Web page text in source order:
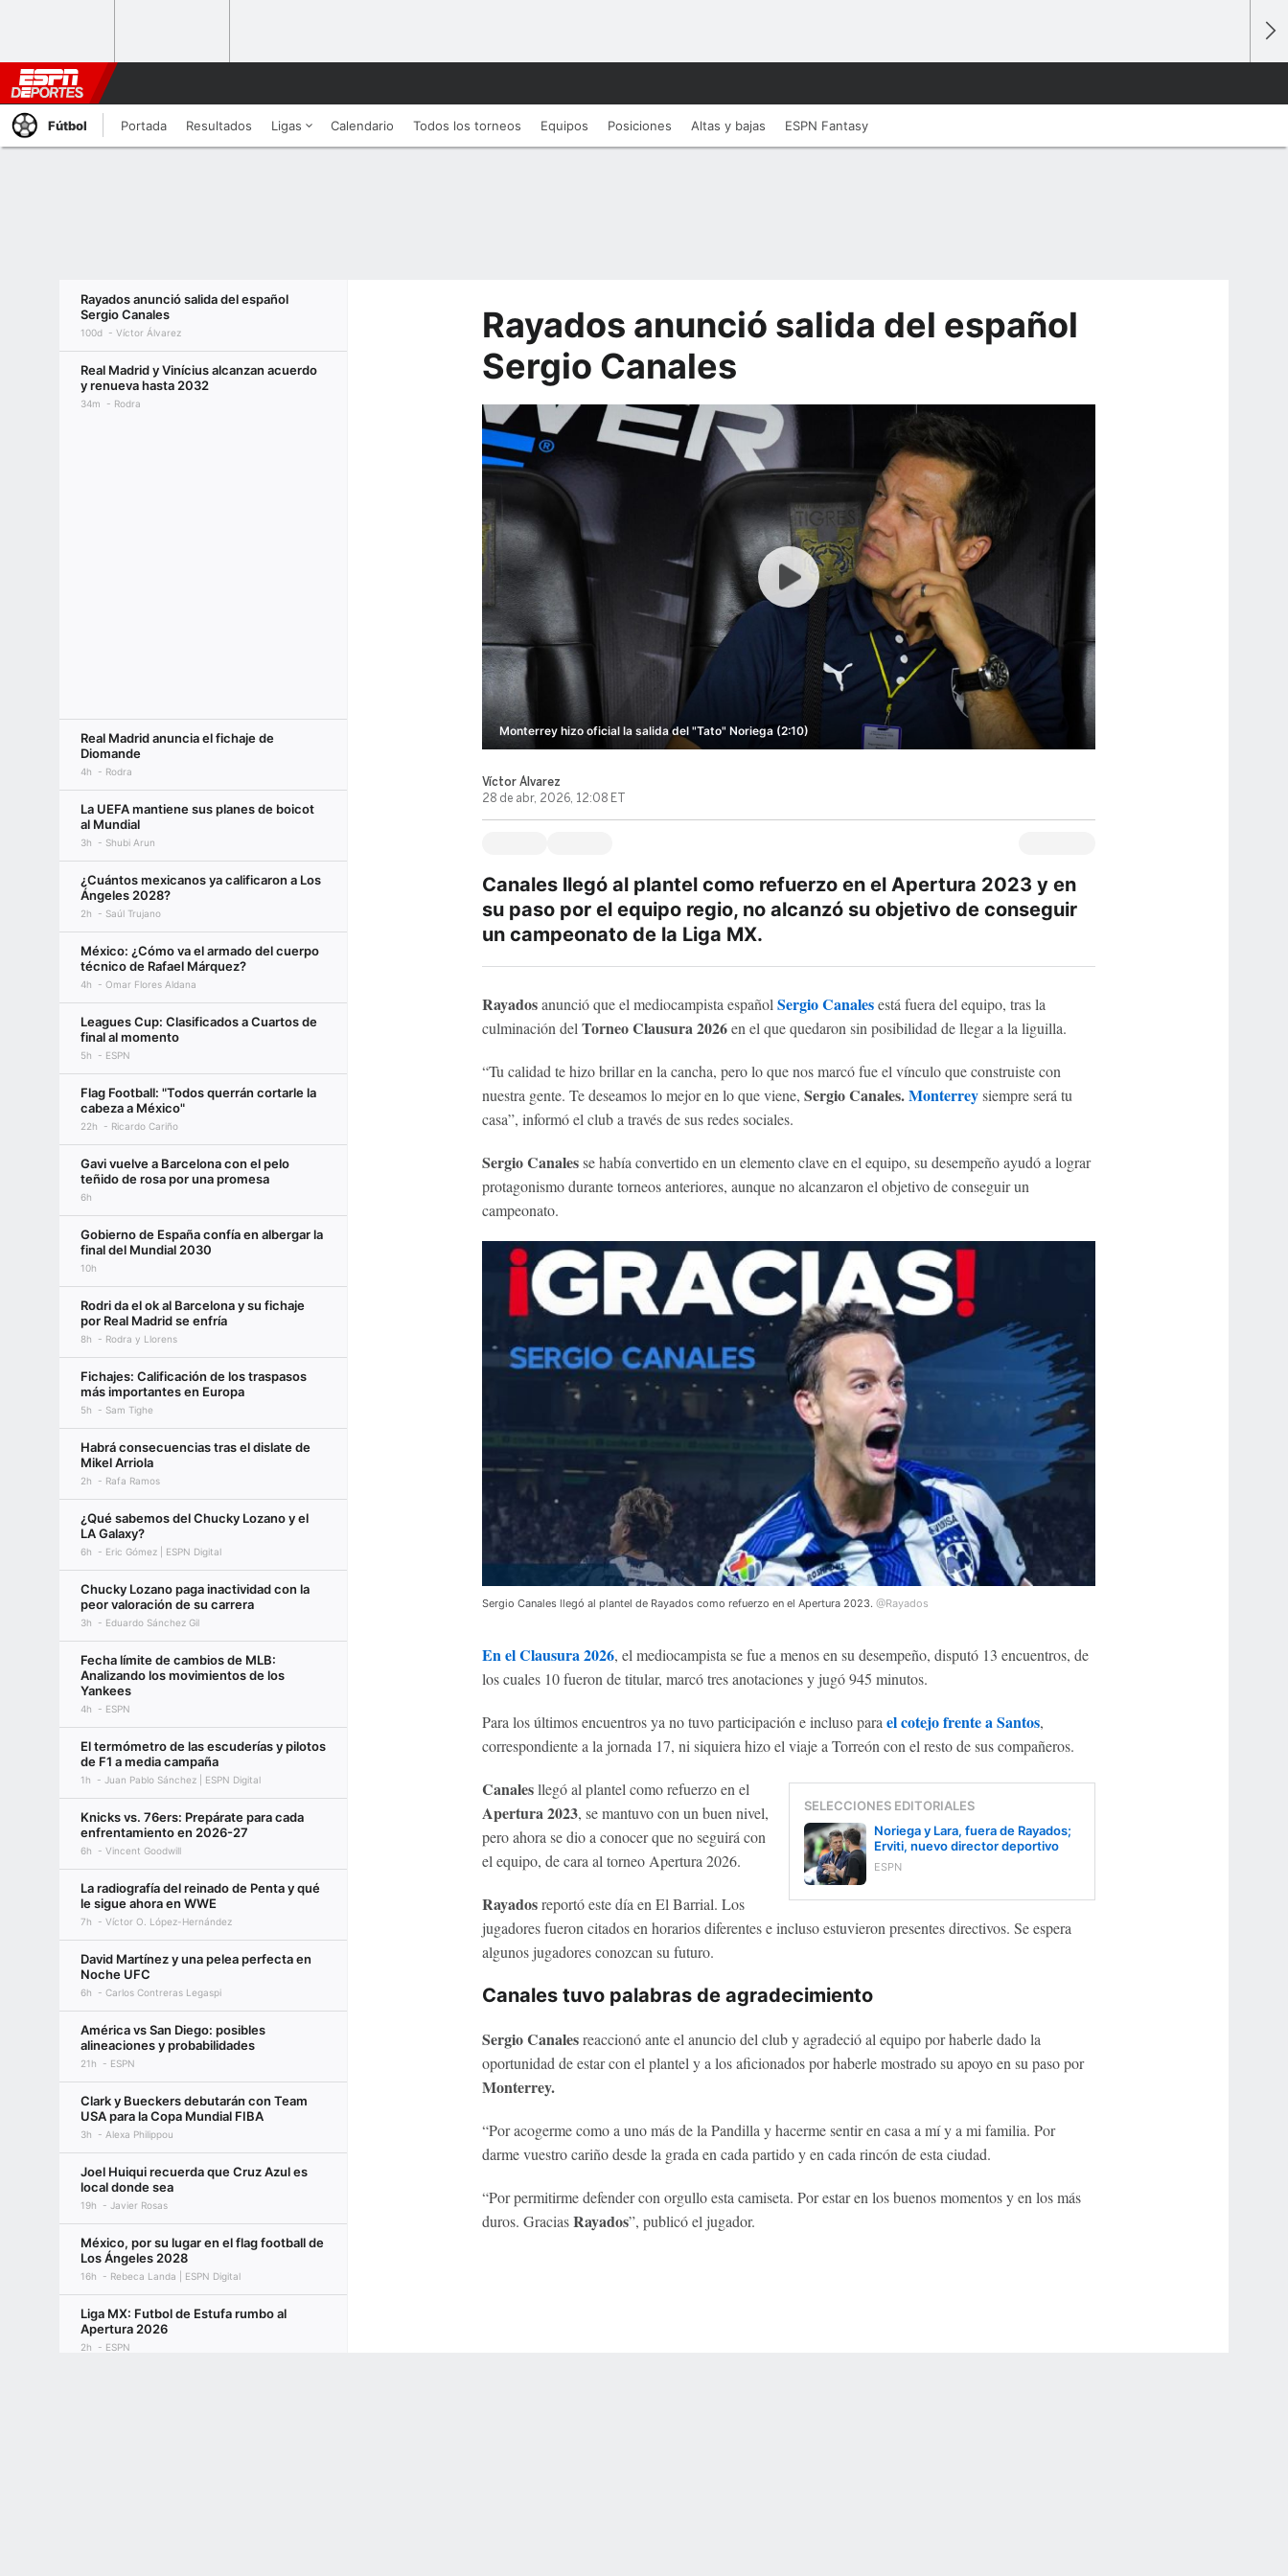
Fútbol Portada Resultados Ligas Calendario Todos los torneos Equipos Posiciones Altas y bajas ESPN Fantasy
Rayados anunció salida del español
Sergio Canales
100d Víctor Álvarez
Real Madrid y Vinícius alcanzan acuerdo
y renueva hasta 2032
34m Rodra
Real Madrid anuncia el fichaje de
Diomande
4h Rodra
La UEFA mantiene sus planes de boicot
al Mundial
3h Shubi Arun
¿Cuántos mexicanos ya calificaron a Los
Ángeles 2028?
2h Saúl Trujano
México: ¿Cómo va el armado del cuerpo
técnico de Rafael Márquez?
4h Omar Flores Aldana
Leagues Cup: Clasificados a Cuartos de
final al momento
5h ESPN
Flag Football: "Todos querrán cortarle la
cabeza a México"
22h Ricardo Cariño
Gavi vuelve a Barcelona con el pelo
teñido de rosa por una promesa
6h
Gobierno de España confía en albergar la
final del Mundial 2030
10h
Rodri da el ok al Barcelona y su fichaje
por Real Madrid se enfría
8h Rodra y Llorens
Fichajes: Calificación de los traspasos
más importantes en Europa
5h Sam Tighe
Habrá consecuencias tras el dislate de
Mikel Arriola
2h Rafa Ramos
¿Qué sabemos del Chucky Lozano y el
LA Galaxy?
6h Eric Gómez | ESPN Digital
Chucky Lozano paga inactividad con la
peor valoración de su carrera
3h Eduardo Sánchez Gil
Fecha límite de cambios de MLB:
Analizando los movimientos de los
Yankees
4h ESPN
El termómetro de las escuderías y pilotos
de F1 a media campaña
1h Juan Pablo Sánchez | ESPN Digital
Knicks vs. 76ers: Prepárate para cada
enfrentamiento en 2026-27
6h Vincent Goodwill
La radiografía del reinado de Penta y qué
le sigue ahora en WWE
7h Víctor O. López-Hernández
David Martínez y una pelea perfecta en
Noche UFC
6h Carlos Contreras Legaspi
América vs San Diego: posibles
alineaciones y probabilidades
21h ESPN
Clark y Bueckers debutarán con Team
USA para la Copa Mundial FIBA
3h Alexa Philippou
Joel Huiqui recuerda que Cruz Azul es
local donde sea
19h Javier Rosas
México, por su lugar en el flag football de
Los Ángeles 2028
16h Rebeca Landa | ESPN Digital
Liga MX: Futbol de Estufa rumbo al
Apertura 2026
2h ESPN
Rayados anunció salida del español
Sergio Canales
Monterrey hizo oficial la salida del "Tato" Noriega (2:10)
Víctor Álvarez
28 de abr, 2026, 12:08 ET
Canales llegó al plantel como refuerzo en el Apertura 2023 y en
su paso por el equipo regio, no alcanzó su objetivo de conseguir
un campeonato de la Liga MX.
Rayadosanunció que el mediocampista español Sergio Canalesestá fuera del equipo, tras la
culminación del Torneo Clausura 2026en el que quedaron sin posibilidad de llegar a la liguilla.
“Tu calidad te hizo brillar en la cancha, pero lo que nos marcó fue el vínculo que construiste con
nuestra gente. Te deseamos lo mejor en lo que viene, Sergio Canales.Monterreysiempre será tu
casa”, informó el club a través de sus redes sociales.
Sergio Canalesse había convertido en un elemento clave en el equipo, su desempeño ayudó a lograr
protagonismo durante torneos anteriores, aunque no alcanzaron el objetivo de conseguir un
campeonato.
Sergio Canales llegó al plantel de Rayados como refuerzo en el Apertura 2023. @Rayados
En el Clausura 2026, el mediocampista se fue a menos en su desempeño, disputó 13 encuentros, de
los cuales 10 fueron de titular, marcó tres anotaciones y jugó 945 minutos.
Para los últimos encuentros ya no tuvo participación e incluso parael cotejo frente a Santos,
correspondiente a la jornada 17, ni siquiera hizo el viaje a Torreón con el resto de sus compañeros.
SELECCIONES EDITORIALES
Noriega y Lara, fuera de Rayados;
Erviti, nuevo director deportivo
ESPN
Canalesllegó al plantel como refuerzo en el
Apertura 2023, se mantuvo con un buen nivel,
pero ahora se dio a conocer que no seguirá con
el equipo, de cara al torneo Apertura 2026.
Rayadosreportó este día en El Barrial. Los
jugadores fueron citados en horarios diferentes e incluso estuvieron presentes directivos. Se espera
algunos jugadores conozcan su futuro.
Canales tuvo palabras de agradecimiento
Sergio Canalesreaccionó ante el anuncio del club y agradeció al equipo por haberle dado la
oportunidad de estar con el plantel y a los aficionados por haberle mostrado su apoyo en su paso por
Monterrey.
“Por acogerme como a uno más de la Pandilla y hacerme sentir en casa a mí y a mi familia. Por
darme vuestro cariño desde la grada en cada partido y en cada rincón de esta ciudad.
“Por permitirme defender con orgullo esta camiseta. Por estar en los buenos momentos y en los más
duros. GraciasRayados”, publicó el jugador.